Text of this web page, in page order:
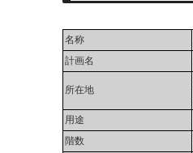
名称
計画名
所在地
用途
階数